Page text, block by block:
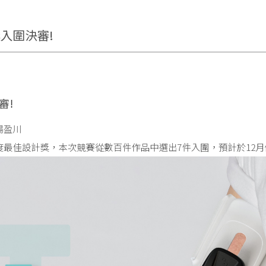
圍決審!
!
盈川
佳設計獎，本次競賽從數百件作品中選出7件入圍，預計於12